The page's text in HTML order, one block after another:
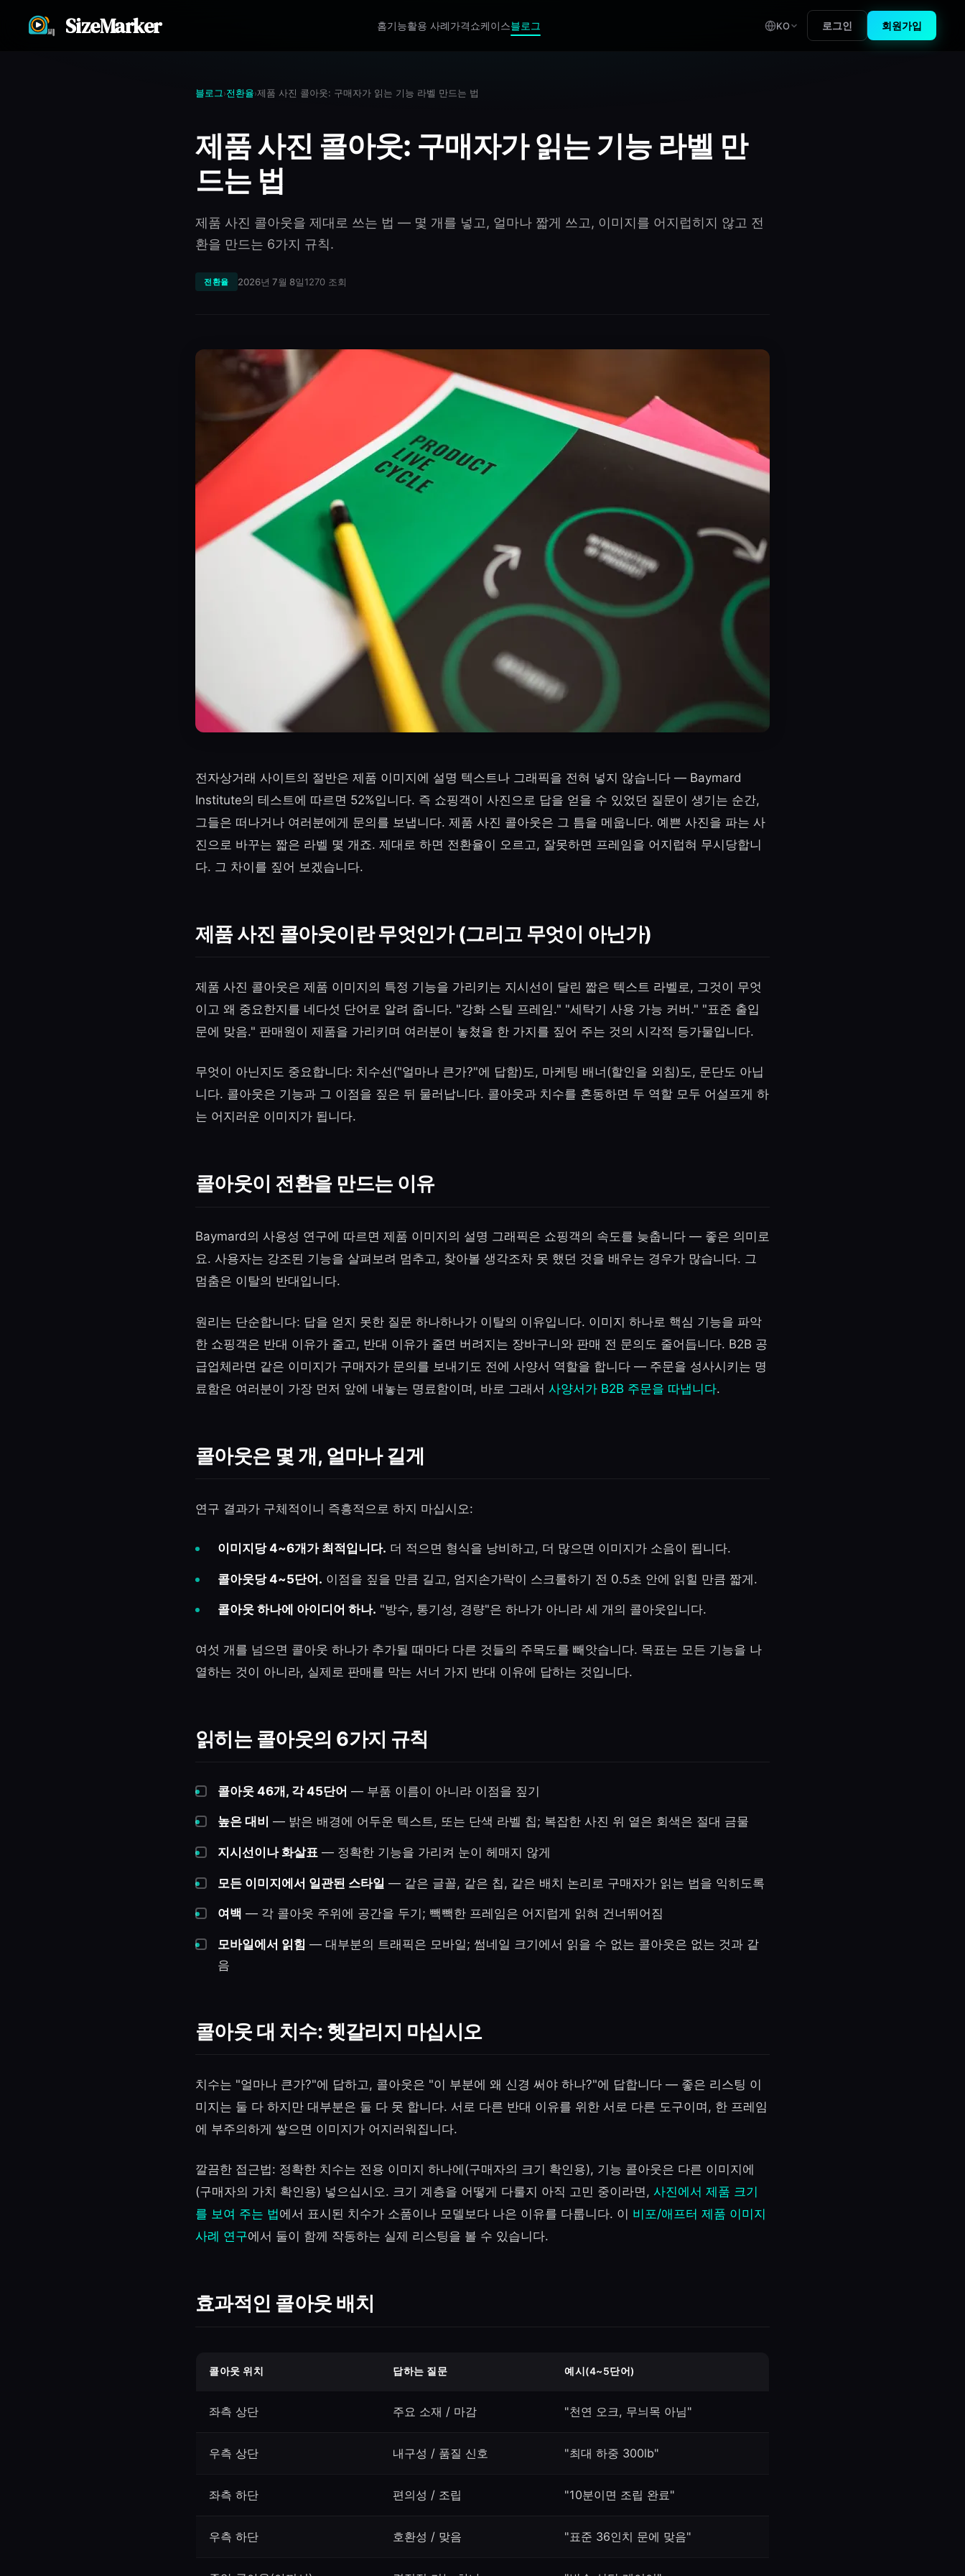
SizeMarker 홈기능활용 사례가격쇼케이스블로그 KO 로그인 회원가입
블로그 ›전환율›제품 사진 콜아웃: 구매자가 읽는 기능 라벨 만드는 법
제품 사진 콜아웃: 구매자가 읽는 기능 라벨 만
드는 법
제품 사진 콜아웃을 제대로 쓰는 법 — 몇 개를 넣고, 얼마나 짧게 쓰고, 이미지를 어지럽히지 않고 전
환을 만드는 6가지 규칙.
전환율 2026년 7월 8일1270 조회
전자상거래 사이트의 절반은 제품 이미지에 설명 텍스트나 그래픽을 전혀 넣지 않습니다 — Baymard
Institute의 테스트에 따르면 52%입니다. 즉 쇼핑객이 사진으로 답을 얻을 수 있었던 질문이 생기는 순간,
그들은 떠나거나 여러분에게 문의를 보냅니다. 제품 사진 콜아웃은 그 틈을 메웁니다. 예쁜 사진을 파는 사
진으로 바꾸는 짧은 라벨 몇 개죠. 제대로 하면 전환율이 오르고, 잘못하면 프레임을 어지럽혀 무시당합니
다. 그 차이를 짚어 보겠습니다.
제품 사진 콜아웃이란 무엇인가 (그리고 무엇이 아닌가)
제품 사진 콜아웃은 제품 이미지의 특정 기능을 가리키는 지시선이 달린 짧은 텍스트 라벨로, 그것이 무엇
이고 왜 중요한지를 네다섯 단어로 알려 줍니다. "강화 스틸 프레임." "세탁기 사용 가능 커버." "표준 출입
문에 맞음." 판매원이 제품을 가리키며 여러분이 놓쳤을 한 가지를 짚어 주는 것의 시각적 등가물입니다.
무엇이 아닌지도 중요합니다: 치수선("얼마나 큰가?"에 답함)도, 마케팅 배너(할인을 외침)도, 문단도 아닙
니다. 콜아웃은 기능과 그 이점을 짚은 뒤 물러납니다. 콜아웃과 치수를 혼동하면 두 역할 모두 어설프게 하
는 어지러운 이미지가 됩니다.
콜아웃이 전환을 만드는 이유
Baymard의 사용성 연구에 따르면 제품 이미지의 설명 그래픽은 쇼핑객의 속도를 늦춥니다 — 좋은 의미로
요. 사용자는 강조된 기능을 살펴보려 멈추고, 찾아볼 생각조차 못 했던 것을 배우는 경우가 많습니다. 그
멈춤은 이탈의 반대입니다.
원리는 단순합니다: 답을 얻지 못한 질문 하나하나가 이탈의 이유입니다. 이미지 하나로 핵심 기능을 파악
한 쇼핑객은 반대 이유가 줄고, 반대 이유가 줄면 버려지는 장바구니와 판매 전 문의도 줄어듭니다. B2B 공
급업체라면 같은 이미지가 구매자가 문의를 보내기도 전에 사양서 역할을 합니다 — 주문을 성사시키는 명
료함은 여러분이 가장 먼저 앞에 내놓는 명료함이며, 바로 그래서 사양서가 B2B 주문을 따냅니다.
콜아웃은 몇 개, 얼마나 길게
연구 결과가 구체적이니 즉흥적으로 하지 마십시오:
이미지당 4~6개가 최적입니다. 더 적으면 형식을 낭비하고, 더 많으면 이미지가 소음이 됩니다.
콜아웃당 4~5단어. 이점을 짚을 만큼 길고, 엄지손가락이 스크롤하기 전 0.5초 안에 읽힐 만큼 짧게.
콜아웃 하나에 아이디어 하나. "방수, 통기성, 경량"은 하나가 아니라 세 개의 콜아웃입니다.
여섯 개를 넘으면 콜아웃 하나가 추가될 때마다 다른 것들의 주목도를 빼앗습니다. 목표는 모든 기능을 나
열하는 것이 아니라, 실제로 판매를 막는 서너 가지 반대 이유에 답하는 것입니다.
읽히는 콜아웃의 6가지 규칙
콜아웃 46개, 각 45단어 — 부품 이름이 아니라 이점을 짚기
높은 대비 — 밝은 배경에 어두운 텍스트, 또는 단색 라벨 칩; 복잡한 사진 위 옅은 회색은 절대 금물
지시선이나 화살표— 정확한 기능을 가리켜 눈이 헤매지 않게
모든 이미지에서 일관된 스타일 — 같은 글꼴, 같은 칩, 같은 배치 논리로 구매자가 읽는 법을 익히도록
여백 — 각 콜아웃 주위에 공간을 두기; 빽빽한 프레임은 어지럽게 읽혀 건너뛰어짐
모바일에서 읽힘 — 대부분의 트래픽은 모바일; 썸네일 크기에서 읽을 수 없는 콜아웃은 없는 것과 같
음
콜아웃 대 치수: 헷갈리지 마십시오
치수는 "얼마나 큰가?"에 답하고, 콜아웃은 "이 부분에 왜 신경 써야 하나?"에 답합니다 — 좋은 리스팅 이
미지는 둘 다 하지만 대부분은 둘 다 못 합니다. 서로 다른 반대 이유를 위한 서로 다른 도구이며, 한 프레임
에 부주의하게 쌓으면 이미지가 어지러워집니다.
깔끔한 접근법: 정확한 치수는 전용 이미지 하나에(구매자의 크기 확인용), 기능 콜아웃은 다른 이미지에
(구매자의 가치 확인용) 넣으십시오. 크기 계층을 어떻게 다룰지 아직 고민 중이라면, 사진에서 제품 크기
를 보여 주는 법에서 표시된 치수가 소품이나 모델보다 나은 이유를 다룹니다. 이 비포/애프터 제품 이미지
사례 연구에서 둘이 함께 작동하는 실제 리스팅을 볼 수 있습니다.
효과적인 콜아웃 배치
콜아웃 위치 답하는 질문 예시(4~5단어)
좌측 상단 주요 소재 / 마감 "천연 오크, 무늬목 아님"
우측 상단 내구성 / 품질 신호 "최대 하중 300lb"
좌측 하단 편의성 / 조립 "10분이면 조립 완료"
우측 하단 호환성 / 맞음 "표준 36인치 문에 맞음"